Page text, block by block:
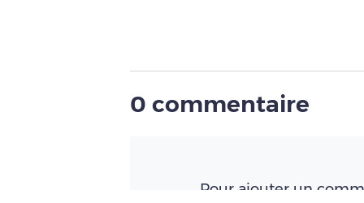
0 commentaire
Pour ajouter un